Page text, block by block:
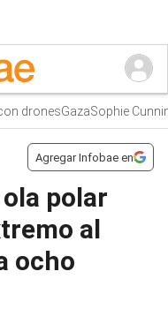
dronesGazaSophie
Agregar Infobae en
polar
al
ocho